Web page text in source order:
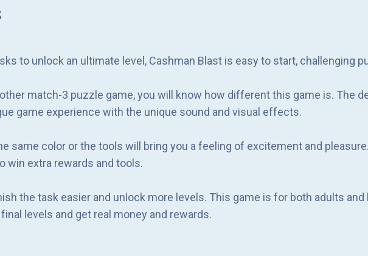
to unlock an ultimate level, Cashman Blast is easy to start, challenging
match-3 puzzle game, you will know how different this game is. The
game experience with the unique sound and visual effects.
same color or the tools will bring you a feeling of excitement and
win extra rewards and tools.
the task easier and unlock more levels. This game is for both adults
levels and get real money and rewards.